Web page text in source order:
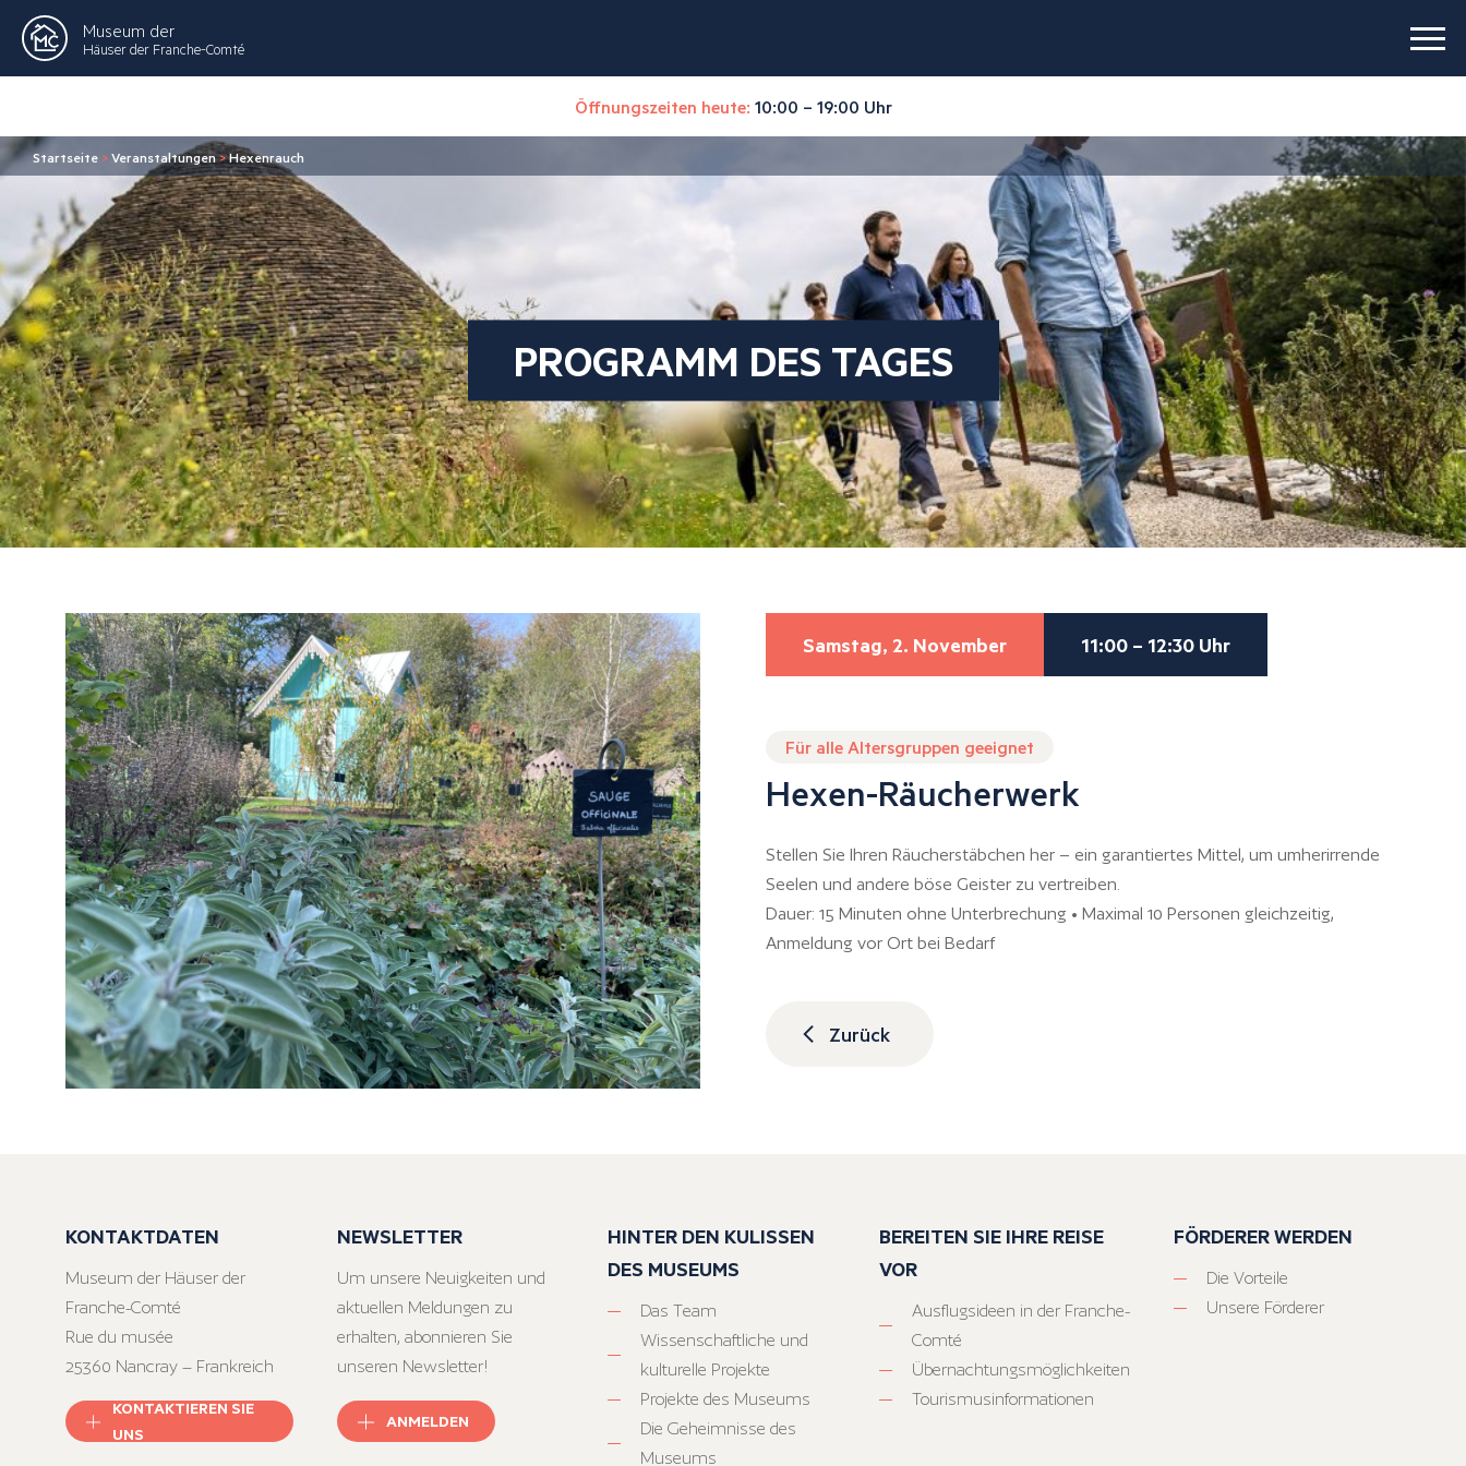
Museum der
Häuser der Franche-Comté
Öffnungszeiten heute: 10:00 – 19:00 Uhr
Startseite >Veranstaltungen>Hexenrauch
PROGRAMM DES TAGES
Samstag, 2. November 11:00 – 12:30 Uhr
Für alle Altersgruppen geeignet
Hexen-Räucherwerk
Stellen Sie Ihren Räucherstäbchen her – ein garantiertes Mittel, um umherirrende
Seelen und andere böse Geister zu vertreiben.
Dauer: 15 Minuten ohne Unterbrechung • Maximal 10 Personen gleichzeitig,
Anmeldung vor Ort bei Bedarf
Zurück
KONTAKTDATEN
Museum der Häuser der
Franche-Comté
Rue du musée
25360 Nancray – Frankreich
KONTAKTIEREN SIE
UNS
NEWSLETTER
Um unsere Neuigkeiten und
aktuellen Meldungen zu
erhalten, abonnieren Sie
unseren Newsletter!
ANMELDEN
HINTER DEN KULISSEN
DES MUSEUMS
Das Team
Wissenschaftliche und
kulturelle Projekte
Projekte des Museums
Die Geheimnisse des
Museums
BEREITEN SIE IHRE REISE
VOR
Ausflugsideen in der Franche-
Comté
Übernachtungsmöglichkeiten
Tourismusinformationen
FÖRDERER WERDEN
Die Vorteile
Unsere Förderer